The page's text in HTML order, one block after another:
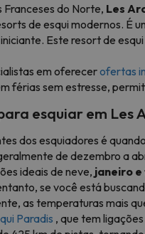
do Norte, Les
de esqui modernos. É
Este resort de
em oferecerofertas
férias sem estresse,
esquiar em Les
dos esquiadores é
de dezembro a
ideais de neve, janeiro
se você está
as temperaturas mais
Paradis , que tem